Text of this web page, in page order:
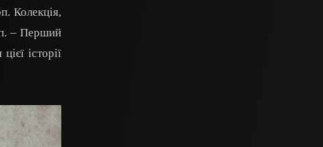
Колекція,
– Перший
історії